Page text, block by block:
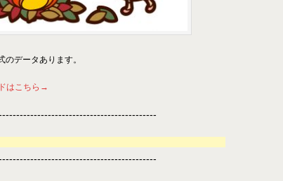
データあります。
はこちら→